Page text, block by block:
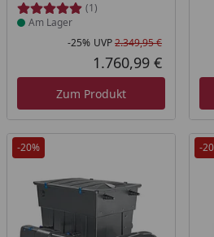
(1)
Am Lager
Rabatt
-25% UVP2.349,95 €
Aktueller
1.760,99 €
Zum Produkt
-20% -